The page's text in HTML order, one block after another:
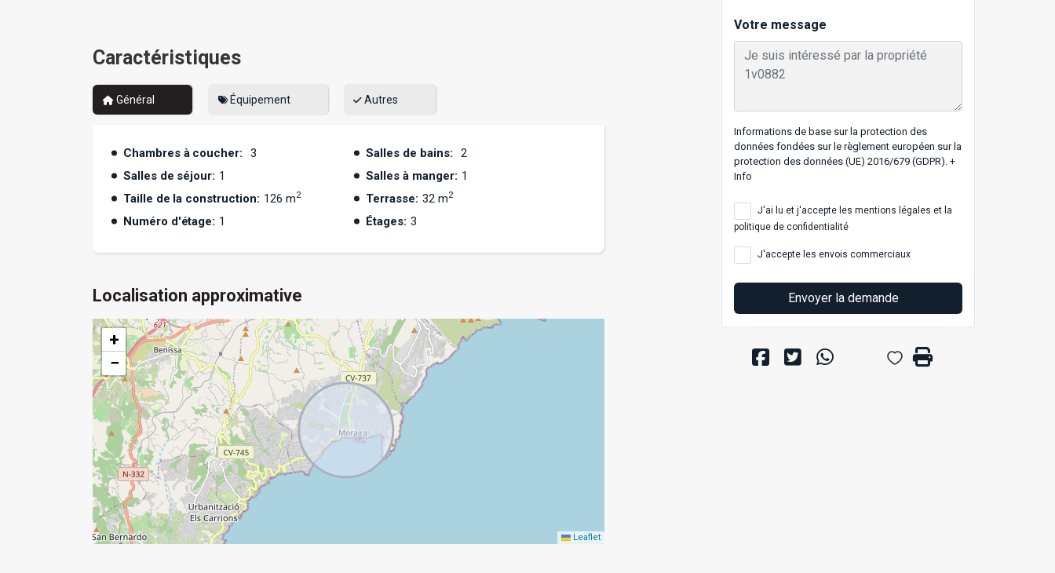
Caractéristiques
Général Équipement Autres
Chambres à coucher: 3 Salles de bains:
2
Salles de séjour: 1 Salles à manger: 1
Taille de la construction: 126 m2 Terrasse: 32 m2
Numéro d'étage: 1 Étages: 3
Localisation approximative
+
−
Leaflet
Votre message
Informations de base sur la protection des
données fondées sur le règlement européen sur la
protection des données (UE) 2016/679 (GDPR). +
Info
J'ai lu et j'accepte les mentions légales et la
politique de confidentialité
J'accepte les envois commerciaux
Envoyer la demande